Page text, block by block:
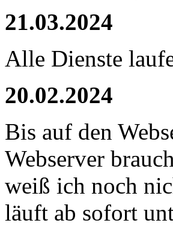
21.03.2024
Alle Dienste
20.02.2024
Bis auf den
Webserver
weiß ich noch
läuft ab sofort